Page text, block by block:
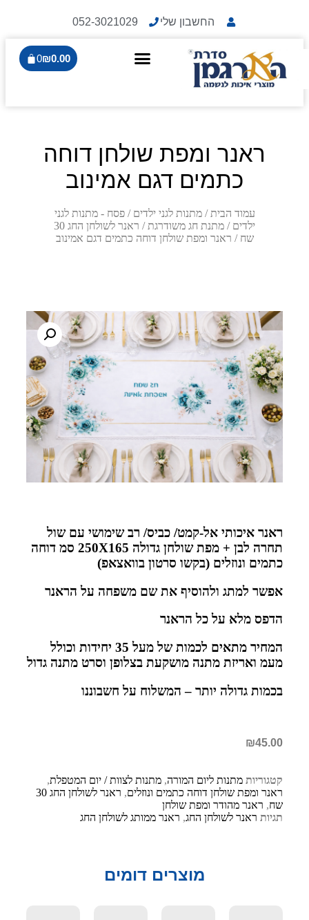
החשבון שלי 052-3021029
₪0.00
0
ראנר ומפת שולחן דוחה
כתמים דגם אמינוב
עמוד הבית /מתנות לגני ילדים /פסח - מתנות לגני
ילדים / מתנת חג משודרגת /
ראנר לשולחן החג 30
שח / ראנר ומפת שולחן דוחה כתמים דגם אמינוב
ראנר איכותי אל-קמט/ כביס/ רב שימושי עם שול
תחרה לבן + מפת שולחן גדולה 250X165 סמ דוחה
כתמים ונוזלים (בקשו סרטון בוואצאפ)
אפשר למתג ולהוסיף את שם משפחה על הראנר
הדפס מלא על כל הראנר
המחיר מתאים לכמות של מעל 35 יחידות וכולל
מעמ ואריזת מתנה מושקעת בצלופן וסרט מתנה גדול
בכמות גדולה יותר – המשלוח על חשבוננו
₪45.00
קטגוריות מתנות ליום המורה, מתנות לצוות / יום המטפלת,
ראנר ומפת שולחן דוחה כתמים ונוזלים,
ראנר לשולחן החג 30
שח, ראנר מהודר ומפת שולחן
תגיות ראנר לשולחן החג, ראנר ממותג לשולחן החג
מוצרים דומים